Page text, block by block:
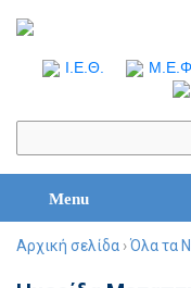
I.Ε.Θ. Μ.Ε.Φ.
Menu
Αρχική σελίδα ›Όλα τα